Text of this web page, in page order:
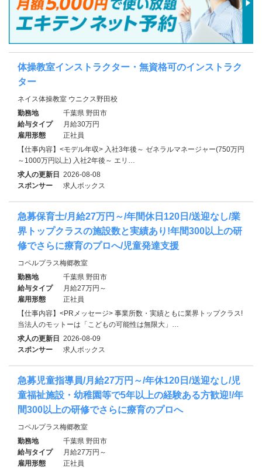
体操教室インストラクター・無資格可のインストラク
ター
ネイス体操教室 ウニクス野田校
勤務地
千葉県 野田市
給与タイプ
月給30万円
雇用形態
正社員
【仕事内容】<モデル年収> 入社3年後～ ゼネラルマネージャー(750万円
～1000万円以上) 入社2年後～ エリ…
求人の更新日 2026-08-08
スポンサー
求人ボックス
急募保育士/月給27万円～/年間休日120日/送迎なし/業
界トップクラスの施設数と実績あり!年間300以上の研
修でさらに療育のプロへ/児童発達支援
コペルプラス梅郷教室
勤務地
千葉県 野田市
給与タイプ
月給27万円～
雇用形態
正社員
【仕事内容】<PRメッセージ> 事業所数・実績ともに業界トップクラス!
当法人のモットーは「こどもの可能性は無限大」…
求人の更新日 2026-08-09
スポンサー
求人ボックス
急募児童指導員/月給27万円～/年休120日/送迎なし/児
童福祉施設・幼稚園等で5年以上の経験ある方歓迎!/年
間300以上の研修でさらに療育のプロへ
コペルプラス梅郷教室
勤務地
千葉県 野田市
給与タイプ
月給27万円～
雇用形態
正社員